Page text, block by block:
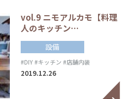
vol.9 ニモアルカモ【料理
人のキッチン…
設備
#DIY#キッチン #店舗内装
2019.12.26